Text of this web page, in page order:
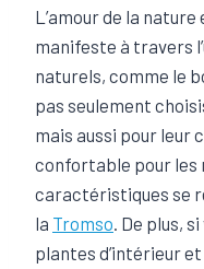
L’amour de la
manifeste à travers
naturels, comme le
pas seulement
mais aussi pour leur
confortable pour les
caractéristiques se
la Tromso . De plus,
plantes d’intérieur